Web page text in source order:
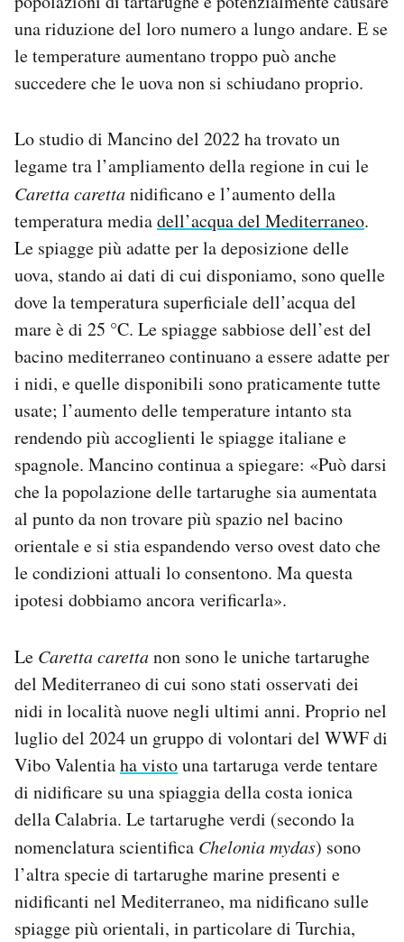
una riduzione del loro numero a lungo andare. E se
le temperature aumentano troppo può anche
succedere che le uova non si schiudano proprio.
Lo studio di Mancino del 2022 ha trovato un
legame tra l’ampliamento della regione in cui le
Caretta carettanidificano e l’aumento della
temperatura mediadell’acqua del Mediterraneo.
Le spiagge più adatte per la deposizione delle
uova, stando ai dati di cui disponiamo, sono quelle
dove la temperatura superficiale dell’acqua del
mare è di 25 °C. Le spiagge sabbiose dell’est del
bacino mediterraneo continuano a essere adatte per
i nidi, e quelle disponibili sono praticamente tutte
usate; l’aumento delle temperature intanto sta
rendendo più accoglienti le spiagge italiane e
spagnole. Mancino continua a spiegare: «Può darsi
che la popolazione delle tartarughe sia aumentata
al punto da non trovare più spazio nel bacino
orientale e si stia espandendo verso ovest dato che
le condizioni attuali lo consentono. Ma questa
ipotesi dobbiamo ancora verificarla».
Le Caretta carettanon sono le uniche tartarughe
del Mediterraneo di cui sono stati osservati dei
nidi in località nuove negli ultimi anni. Proprio nel
luglio del 2024 un gruppo di volontari del WWF di
Vibo Valentiaha vistouna tartaruga verde tentare
di nidificare su una spiaggia della costa ionica
della Calabria. Le tartarughe verdi (secondo la
nomenclatura scientifica Chelonia mydas) sono
l’altra specie di tartarughe marine presenti e
nidificanti nel Mediterraneo, ma nidificano sulle
spiagge più orientali, in particolare di Turchia,